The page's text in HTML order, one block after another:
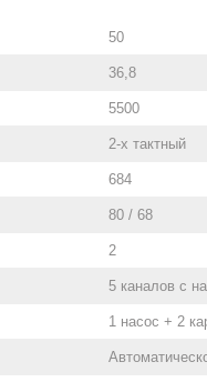
50
36,8
5500
2-х тактный
684
80 / 68
2
5 каналов с
1 насос + 2